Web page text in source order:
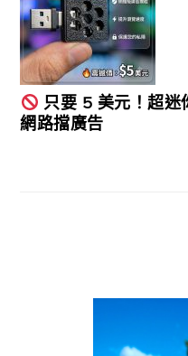
只要 5 美元！超迷
網路擋廣告